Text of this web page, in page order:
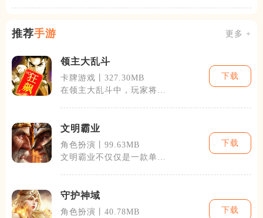
推荐手游 更多 +
领主大乱斗
卡牌游戏丨327.30MB
在领主大乱斗中，玩家将面
下载
文明霸业
角色扮演丨99.63MB
文明霸业不仅仅是一款单纯
下载
守护神域
角色扮演丨40.78MB 下载